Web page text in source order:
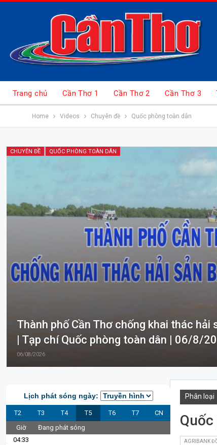
Trang chủ Cần Thơ 1 Cần Thơ 2 Cần Thơ 3
Home Videos Chuyên đề Quốc phòng toàn dân
CHUYÊN ĐỀ QUỐC PHÒNG TOÀN DÂN
Thành phố Cần Thơ chống khai thác hải
| Tạp chí Quốc phòng toàn dân | 06/8/
06/08/2026
Phân loại
AGRIBANK
Lịch phát sóng ngày:
T2 T3 T4 T5 T6 T7
CN
Giờ
Đang phát sóng
04:33